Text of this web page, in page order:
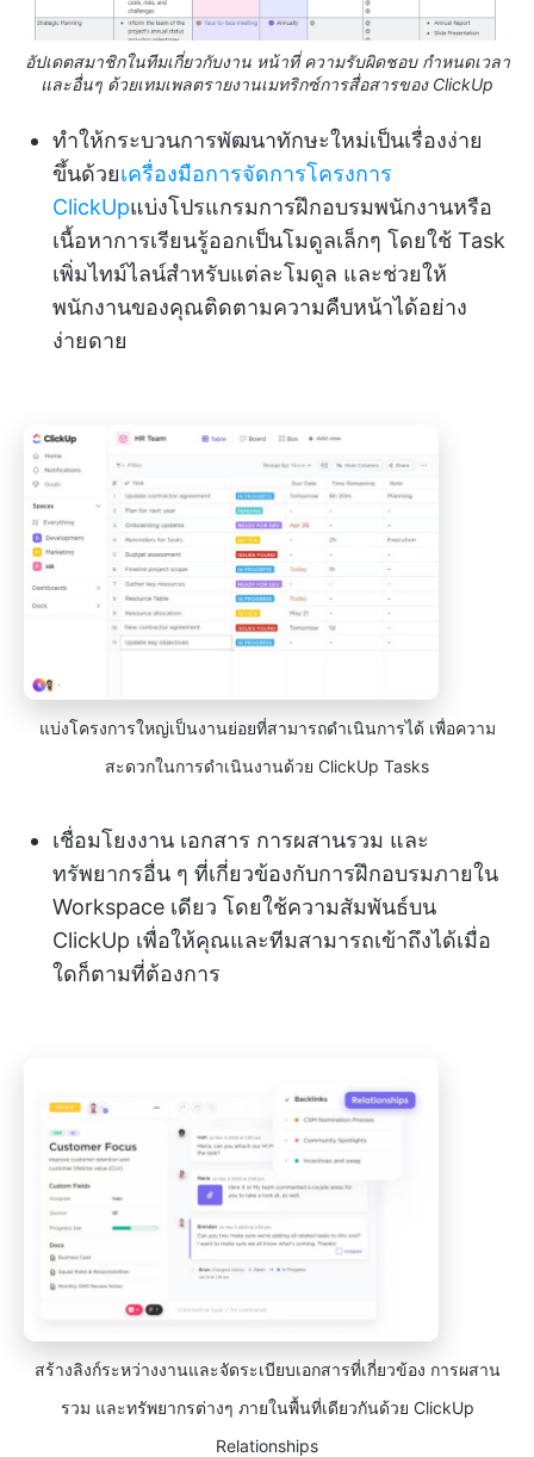
อัปเดตสมาชิกในทีมเกี่ยวกับงาน หน้าที่ ความรับผิดชอบ กำหนดเวลา
และอื่นๆ ด้วยเทมเพลตรายงานเมทริกซ์การสื่อสารของ ClickUp
ทำให้กระบวนการพัฒนาทักษะใหม่เป็นเรื่องง่าย
ขึ้นด้วยเครื่องมือการจัดการโครงการ
ClickUpแบ่งโปรแกรมการฝึกอบรมพนักงานหรือ
เนื้อหาการเรียนรู้ออกเป็นโมดูลเล็กๆ โดยใช้ Task
เพิ่มไทม์ไลน์สำหรับแต่ละโมดูล และช่วยให้
พนักงานของคุณติดตามความคืบหน้าได้อย่าง
ง่ายดาย
แบ่งโครงการใหญ่เป็นงานย่อยที่สามารถดำเนินการได้ เพื่อความ
สะดวกในการดำเนินงานด้วย ClickUp Tasks
เชื่อมโยงงาน เอกสาร การผสานรวม และ
ทรัพยากรอื่น ๆ ที่เกี่ยวข้องกับการฝึกอบรมภายใน
Workspace เดียว โดยใช้ความสัมพันธ์บน
ClickUp เพื่อให้คุณและทีมสามารถเข้าถึงได้เมื่อ
ใดก็ตามที่ต้องการ
สร้างลิงก์ระหว่างงานและจัดระเบียบเอกสารที่เกี่ยวข้อง การผสาน
รวม และทรัพยากรต่างๆ ภายในพื้นที่เดียวกันด้วย ClickUp
Relationships